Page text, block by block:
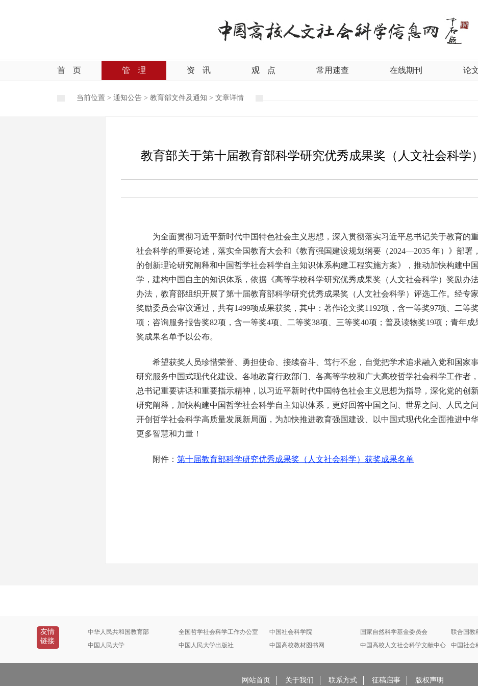
首 页 管 理 资 讯 观 点 常用速查 在线期刊 论
当前位置 > 通知公告 > 教育部文件及通知 > 文章详情
教育部关于第十届教育部科学研究优秀成果奖（人文社会科学
为全面贯彻习近平新时代中国特色社会主义思想，深入贯彻落实习近平总书记关于教育的
社会科学的重要论述，落实全国教育大会和《教育强国建设规划纲要（2024—2035 年）》部署
的创新理论研究阐释和中国哲学社会科学自主知识体系构建工程实施方案》，推动加快构建中
学，建构中国自主的知识体系，依据《高等学校科学研究优秀成果奖（人文社会科学）奖励办
办法，教育部组织开展了第十届教育部科学研究优秀成果奖（人文社会科学）评选工作。经专
奖励委员会审议通过，共有1499项成果获奖，其中：著作论文奖1192项，含一等奖97项、二等
项；咨询服务报告奖82项，含一等奖4项、二等奖38项、三等奖40项；普及读物奖19项；青年成
奖成果名单予以公布。
希望获奖人员珍惜荣誉、勇担使命、接续奋斗、笃行不怠，自觉把学术追求融入党和国家
研究服务中国式现代化建设。各地教育行政部门、各高等学校和广大高校哲学社会科学工作者
总书记重要讲话和重要指示精神，以习近平新时代中国特色社会主义思想为指导，深化党的创
研究阐释，加快构建中国哲学社会科学自主知识体系，更好回答中国之问、世界之问、人民之
开创哲学社会科学高质量发展新局面，为加快推进教育强国建设、以中国式现代化全面推进中
更多智慧和力量！
附件： 第十届教育部科学研究优秀成果奖（人文社会科学）获奖成果名单
友情
链接
中华人民共和国教育部 全国哲学社会科学工作办公室 中国社会科学院 国家自然科学基金委员会 联合国教
中国人民大学
中国人民大学出版社 中国高校教材图书网 中国高校人文社会科学文献中心 中国社会
网站首页 关于我们 联系方式 征稿启事 版权声明